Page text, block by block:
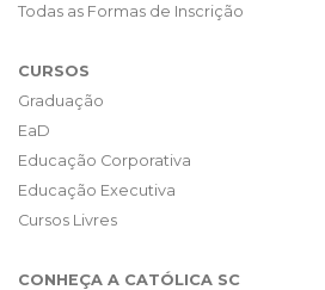
Todas as Formas de Inscrição
CURSOS
Graduação
EaD
Educação Corporativa
Educação Executiva
Cursos Livres
CONHEÇA A CATÓLICA SC